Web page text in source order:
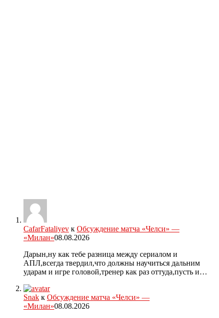
CafarFataliyev к Обсуждение матча «Челси» —
«Милан»08.08.2026
Дарын,ну как тебе разница между сериалом и
АПЛ,всегда твердил,что должны научиться дальним
ударам и игре головой,тренер как раз оттуда,пусть и…
Snak к Обсуждение матча «Челси» —
«Милан»08.08.2026